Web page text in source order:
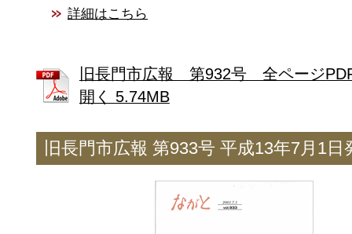
詳細はこちら
旧長門市広報 第932号 全ページ
開く 5.74MB
旧長門市広報 第933号 平成13年7月1日